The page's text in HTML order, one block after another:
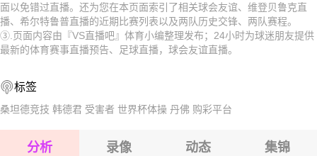
2026-08-17 【球会友谊】 维登贝鲁克VS希尔特鲁普
2026-08-17 【球会友谊】 维登贝鲁克VS希尔特鲁普
2026-08-17 【球会友谊】 维登贝鲁克VS希尔特鲁普
2026-08-17 【球会友谊】 维登贝鲁克VS希尔特鲁普
2026-08-17 【球会友谊】 维登贝鲁克VS希尔特鲁普
面以免错过直播。还为您在本页面索引了相关球会友谊、维登贝鲁克直
播、希尔特鲁普直播的近期比赛列表以及两队历史交锋、两队赛程。
③.页面内容由『VS直播吧』体育小编整理发布；24小时为球迷朋友提供
最新的体育赛事直播预告、足球直播，球会友谊直播。
标签
桑坦德竞技 韩德君 受害者 世界杯体操 丹佛 购彩平台
分析 录像 动态 集锦